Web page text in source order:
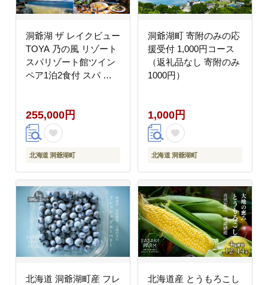
洞爺湖 ザ レイクビュー
TOYA 乃の風 リゾート
スパリゾート館ツイン
ペア1泊2食付 スパ 癒
旅行 旅 宿泊券 高級宿
宿 ホテル 送料無料 北
海道 洞爺湖町 ふるさと
納税
255,000円
北海道 洞爺湖町
洞爺湖町 寄附のみの応
援受付 1,000円コース
（返礼品なし 寄附のみ
1000円）
1,000円
北海道 洞爺湖町
北海道 洞爺湖町産 フレ
北海道産 とうもろこし